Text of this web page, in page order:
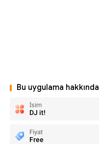
Bu uygulama hakkında
İsim
DJ it!
Fiyat
Free